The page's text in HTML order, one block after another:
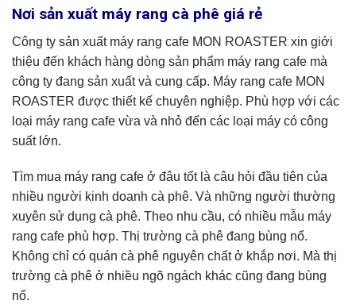
Nơi sản xuất máy rang cà phê giá rẻ
Công ty sản xuất máy rang cafe MON ROASTER xin giới
thiệu đến khách hàng dòng sản phẩm máy rang cafe mà
công ty đang sản xuất và cung cấp. Máy rang cafe MON
ROASTER được thiết kế chuyên nghiệp. Phù hợp với các
loại máy rang cafe vừa và nhỏ đến các loại máy có công
suất lớn.
Tìm mua máy rang cafe ở đâu tốt là câu hỏi đầu tiên của
nhiều người kinh doanh cà phê. Và những người thường
xuyên sử dụng cà phê. Theo nhu cầu, có nhiều mẫu máy
rang cafe phù hợp. Thị trường cà phê đang bùng nổ.
Không chỉ có quán cà phê nguyên chất ở khắp nơi. Mà thị
trường cà phê ở nhiều ngõ ngách khác cũng đang bùng
nổ.